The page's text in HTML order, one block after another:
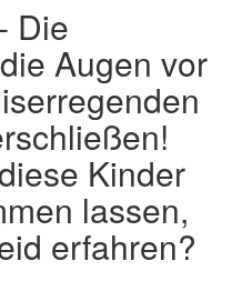
Die
Augen vor
Kinder
lassen,
erfahren?